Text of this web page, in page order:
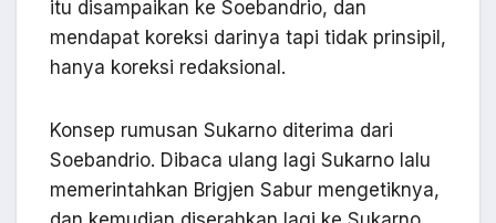
itu disampaikan ke Soebandrio, dan
mendapat koreksi darinya tapi tidak prinsipil,
hanya koreksi redaksional.
Konsep rumusan Sukarno diterima dari
Soebandrio. Dibaca ulang lagi Sukarno lalu
memerintahkan Brigjen Sabur mengetiknya,